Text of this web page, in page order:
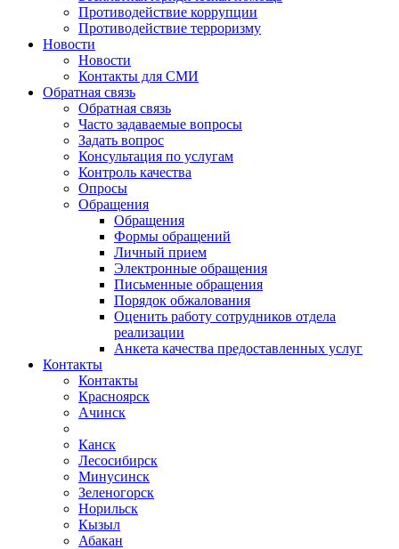
Противодействие коррупции
Противодействие терроризму
Новости
Новости
Контакты для СМИ
Обратная связь
Обратная связь
Часто задаваемые вопросы
Задать вопрос
Консультация по услугам
Контроль качества
Опросы
Обращения
Обращения
Формы обращений
Личный прием
Электронные обращения
Письменные обращения
Порядок обжалования
Оценить работу сотрудников отдела
реализации
Анкета качества предоставленных услуг
Контакты
Контакты
Красноярск
Ачинск
Канск
Лесосибирск
Минусинск
Зеленогорск
Норильск
Кызыл
Абакан